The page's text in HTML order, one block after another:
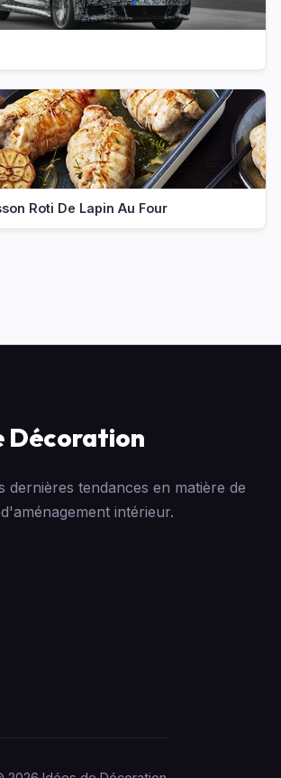
Roti De Lapin Au Four
Décoration
dernières tendances en matière de
intérieur.